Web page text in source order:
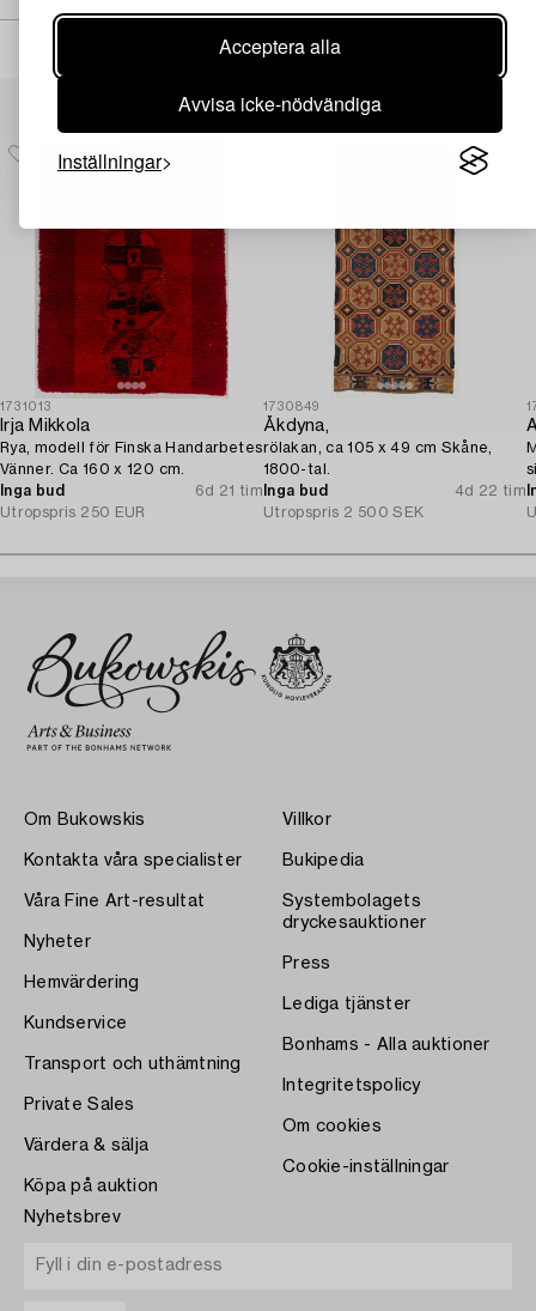
Acceptera alla
Avvisa icke-nödvändiga
Inställningar
Andra har även tittat på
1731013
Irja Mikkola
Rya, modell för Finska Handarbetes
Vänner. Ca 160 x 120 cm.
Inga bud
6d 21 tim
Utropspris 250 EUR
1730849
Åkdyna,
rölakan, ca 105 x 49 cm Skåne,
1800-tal.
Inga bud
4d 22 tim
Utropspris 2 500 SEK
Om Bukowskis
Kontakta våra specialister
Våra Fine Art-resultat
Nyheter
Hemvärdering
Kundservice
Transport och uthämtning
Private Sales
Värdera & sälja
Köpa på auktion
Villkor
Bukipedia
Systembolagets
dryckesauktioner
Press
Lediga tjänster
Bonhams - Alla auktioner
Integritetspolicy
Om cookies
Cookie-inställningar
Nyhetsbrev